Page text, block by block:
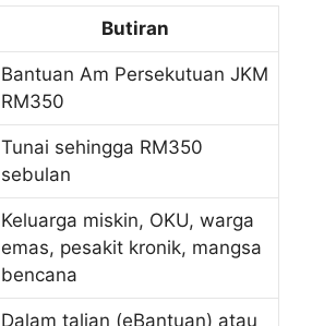
Butiran
Bantuan Am Persekutuan JKM
RM350
Tunai sehingga RM350
sebulan
Keluarga miskin, OKU, warga
emas, pesakit kronik, mangsa
bencana
Dalam talian (eBantuan) atau